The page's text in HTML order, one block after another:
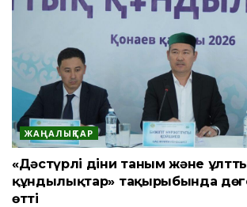
ЖАҢАЛЫҚТАР
«Дәстүрлі діни таным және
құндылықтар» тақырыбында
өтті